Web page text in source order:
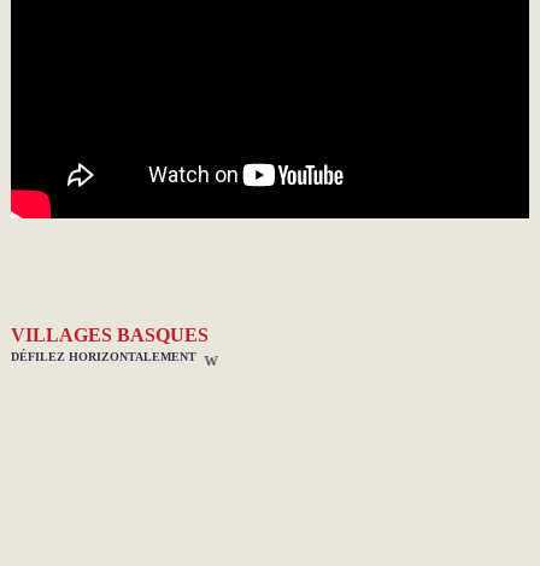
VILLAGES BASQUES
DÉFILEZ HORIZONTALEMENT